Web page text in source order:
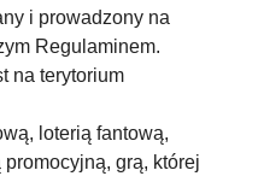
i prowadzony na
Regulaminem.
terytorium
loterią fantową,
grą, której